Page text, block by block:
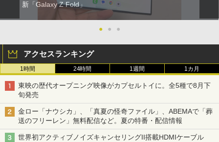
新「Galaxy Z Fold」
● ● ●
アクセスランキング
1時間 24時間 1週間 1カ月
東映の歴代オープニング映像がカプセルトイに。全5種で8月下
旬発売
金ロー「ナウシカ」、「真夏の怪奇ファイル」、ABEMAで「葬
送のフリーレン」無料配信など。夏の特番・配信情報
世界初アクティブノイズキャンセリングII搭載HDMIケーブル